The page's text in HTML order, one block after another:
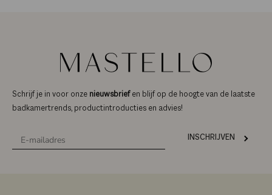
Schrijf je in voor onze nieuwsbrief en blijf op de hoogte van de laatste
badkamertrends, productintroducties en advies!
INSCHRIJVEN